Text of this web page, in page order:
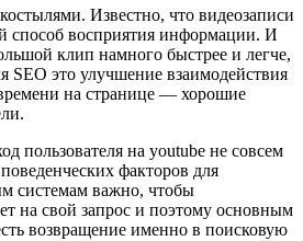
Известно, что видеозаписи
способ восприятия информации. И
клип намного быстрее и легче,
SEO это улучшение взаимодействия
на странице — хорошие
пользователя на youtube не совсем
факторов для
системам важно, чтобы
на свой запрос и поэтому основным
возвращение именно в поисковую